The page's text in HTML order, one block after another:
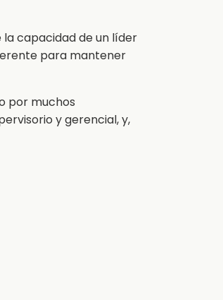
capacidad de un líder
para mantener
por muchos
y gerencial, y,